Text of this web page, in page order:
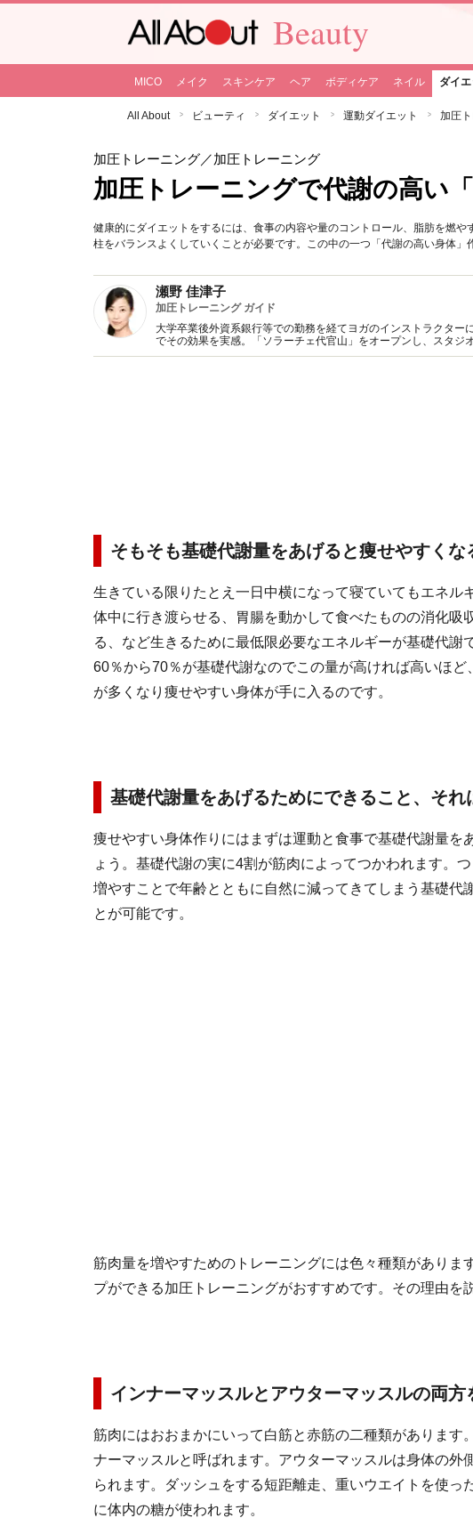
Beauty
MICO メイク スキンケア ヘア ボディケア ネイル ダイエ
All About ビューティ ダイエット 運動ダイエット 加圧
加圧トレーニング／加圧トレーニング
加圧トレーニングで代謝の高い
健康的にダイエットをするには、食事の内容や量のコントロール、脂肪を燃
柱をバランスよくしていくことが必要です。この中の一つ「代謝の高い身体」
瀬野 佳津子
加圧トレーニング ガイド
大学卒業後外資系銀行等での勤務を経てヨガのインストラクタ
でその効果を実感。「ソラーチェ代官山」をオープンし、スタ
ベートクラスを展開 http://ameblo.jp/seno-kazuko/
そもそも基礎代謝量をあげると痩せやすくな
生きている限りたとえ一日中横になって寝ていてもエネル
体中に行き渡らせる、胃腸を動かして食べたものの消化吸
る、など生きるために最低限必要なエネルギーが基礎代謝
60％から70％が基礎代謝なのでこの量が高ければ高いほ
が多くなり痩せやすい身体が手に入るのです。
基礎代謝量をあげるためにできること、それ
痩せやすい身体作りにはまずは運動と食事で基礎代謝量を
ょう。基礎代謝の実に4割が筋肉によってつかわれます。
増やすことで年齢とともに自然に減ってきてしまう基礎代
とが可能です。
筋肉量を増やすためのトレーニングには色々種類がありま
プができる加圧トレーニングがおすすめです。その理由を
インナーマッスルとアウターマッスルの両方
筋肉にはおおまかにいって白筋と赤筋の二種類があります
ナーマッスルと呼ばれます。アウターマッスルは身体の外
られます。ダッシュをする短距離走、重いウエイトを使っ
に体内の糖が使われます。